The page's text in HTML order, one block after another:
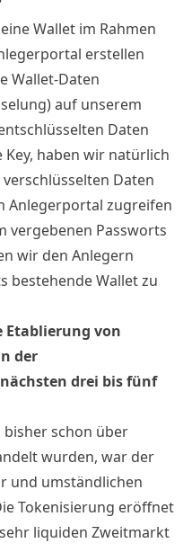
Wallet im Rahmen
erstellen
Wallet-Daten
auf unserem
Daten
haben wir natürlich
Daten
Anlegerportal zugreifen
vergebenen Passworts
wir den Anlegern
bestehende Wallet zu
Etablierung von
der
drei bis fünf
schon über
wurden, war der
und umständlichen
Tokenisierung eröffnet
liquiden Zweitmarkt